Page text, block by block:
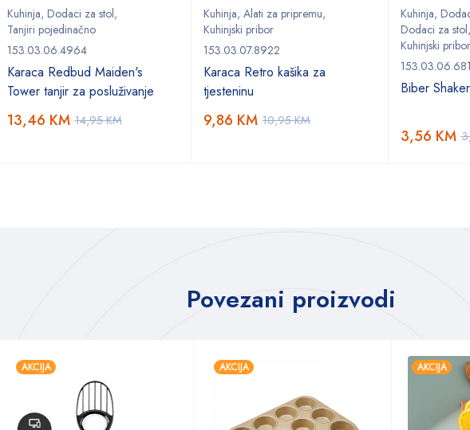
Kuhinja, Dodaci za stol,
Tanjiri pojedinačno
153.03.06.4964
Karaca Redbud Maiden's
Tower tanjir za posluživanje
14,95KM
13,46 KM
Kuhinja, Alati za pripremu,
Kuhinjski pribor
153.03.07.8922
Karaca Retro kašika za
tjesteninu
10,95KM
9,86 KM
Kuhinja,
Dodaci za stol,
Kuhinjski pribor
Biber
3,56 KM
Povezani proizvodi
AKCIJA AKCIJA AKCIJA